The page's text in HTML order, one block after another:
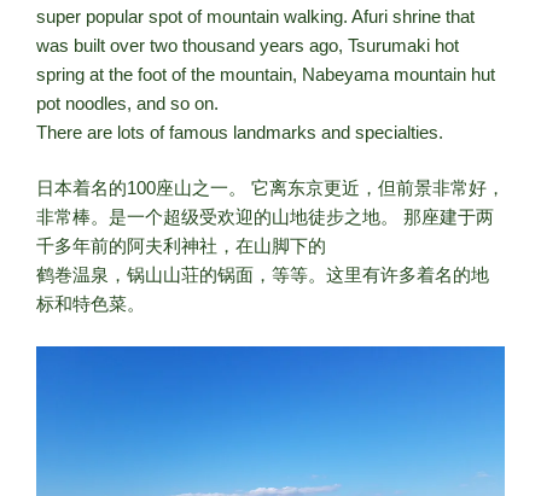
super popular spot of mountain walking. Afuri shrine that
was built over two thousand years ago, Tsurumaki hot
spring at the foot of the mountain, Nabeyama mountain hut
pot noodles, and so on.
There are lots of famous landmarks and specialties.
日本着名的100座山之一。 它离东京更近，但前景非常好，
非常棒。是一个超级受欢迎的山地徒步之地。 那座建于两
千多年前的阿夫利神社，在山脚下的
鹤巻温泉，锅山山荘的锅面，等等。这里有许多着名的地
标和特色菜。